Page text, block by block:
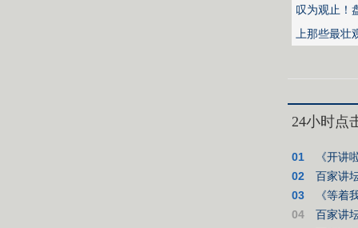
叹为观止！
上那些最壮
24小时点
01
《开讲
02
百家讲
03
《等着
04
百家讲